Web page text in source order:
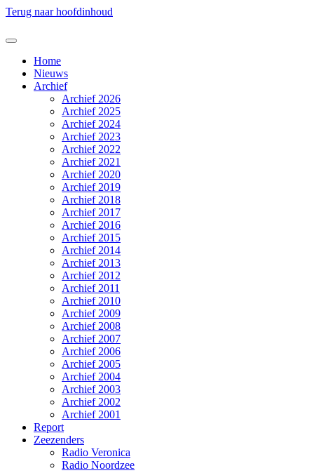
Terug naar hoofdinhoud
Home
Nieuws
Archief
Archief 2026
Archief 2025
Archief 2024
Archief 2023
Archief 2022
Archief 2021
Archief 2020
Archief 2019
Archief 2018
Archief 2017
Archief 2016
Archief 2015
Archief 2014
Archief 2013
Archief 2012
Archief 2011
Archief 2010
Archief 2009
Archief 2008
Archief 2007
Archief 2006
Archief 2005
Archief 2004
Archief 2003
Archief 2002
Archief 2001
Report
Zeezenders
Radio Veronica
Radio Noordzee